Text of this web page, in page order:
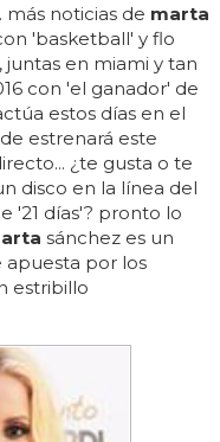
más noticias de marta
'basketball' y flo
juntas en miami y tan
con 'el ganador' de
estos días en el
estrenará este
¿te gusta o te
disco en la línea del
'21 días'? pronto lo
sánchez es un
apuesta por los
estribillo